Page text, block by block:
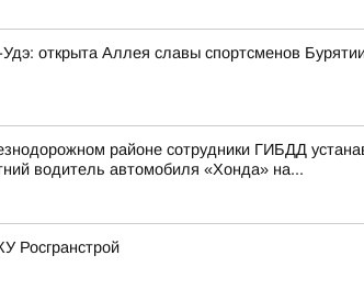
открыта Аллея славы спортсменов
районе сотрудники ГИБДД
водитель автомобиля «Хонда» на...
Росгранстрой